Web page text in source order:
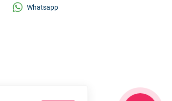
Whatsapp